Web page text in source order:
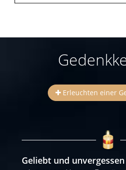
Erleuchten einer
Geliebt und unvergessen